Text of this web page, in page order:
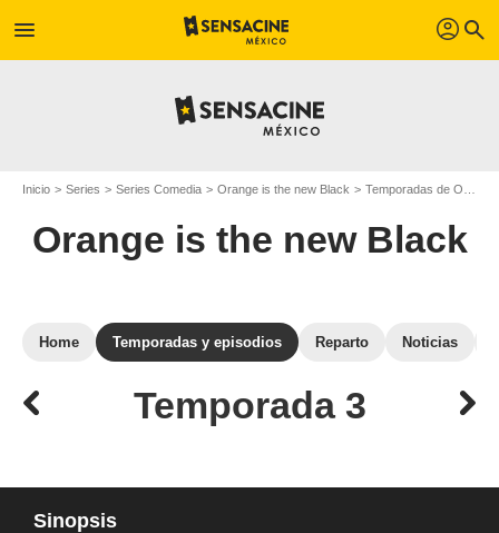
menu profil search
Inicio Series Series Comedia Orange is the new Black Temporadas de Orange is the new Black
Orange is the new Black
Home Temporadas y episodios Reparto Noticias
Temporada 3
Sinopsis